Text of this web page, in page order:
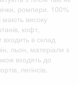
ромпери. 100%
високу
кофт,
в склад
льон, матеріали з
входять до
легінсів,